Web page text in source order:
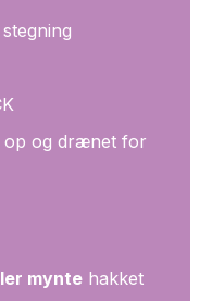
op og drænet for
mynte hakket